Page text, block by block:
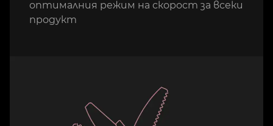
оптималния режим на скорост за всеки
продукт